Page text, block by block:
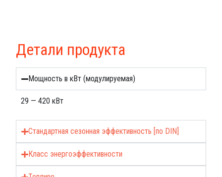
Детали продукта
Мощность в кВт (модулируемая)
29 — 420 кВт
Стандартная сезонная эффективность [по DIN]
Класс энергоэффективности